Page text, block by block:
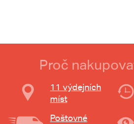
Proč
11 výdejních
míst
Poštovné